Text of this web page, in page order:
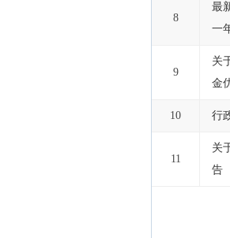
8
最
一
9
关
金
10 行
11
关
告